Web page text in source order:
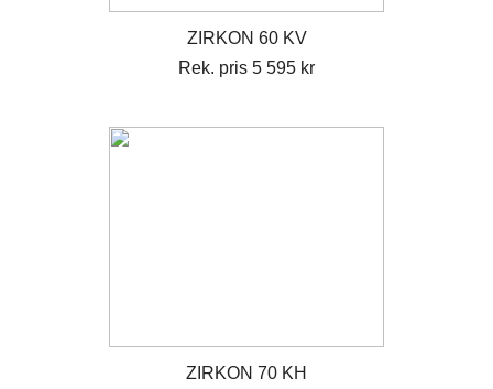
ZIRKON 60 KV
Rek. pris 5 595 kr
ZIRKON 70 KH